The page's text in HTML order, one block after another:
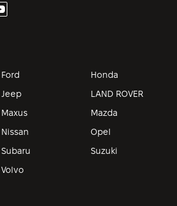
Ford
Honda
Jeep
LAND ROVER
Maxus
Mazda
Nissan
Opel
Subaru
Suzuki
Volvo